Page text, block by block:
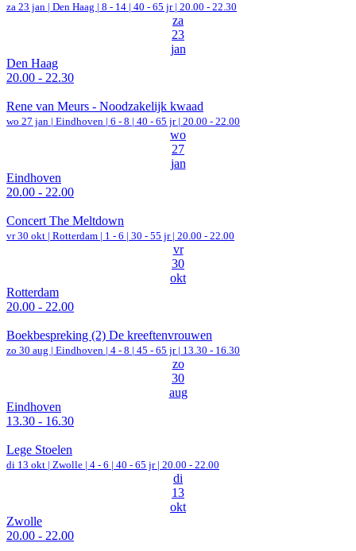
za 23 jan | Den Haag | 8 - 14 | 40 - 65 jr | 20.00 - 22.30
za
23
jan
Den Haag
20.00 - 22.30
Rene van Meurs - Noodzakelijk kwaad
wo 27 jan | Eindhoven | 6 - 8 | 40 - 65 jr | 20.00 - 22.00
wo
27
jan
Eindhoven
20.00 - 22.00
Concert The Meltdown
vr 30 okt | Rotterdam | 1 - 6 | 30 - 55 jr | 20.00 - 22.00
vr
30
okt
Rotterdam
20.00 - 22.00
Boekbespreking (2) De kreeftenvrouwen
zo 30 aug | Eindhoven | 4 - 8 | 45 - 65 jr | 13.30 - 16.30
zo
30
aug
Eindhoven
13.30 - 16.30
Lege Stoelen
di 13 okt | Zwolle | 4 - 6 | 40 - 65 jr | 20.00 - 22.00
di
13
okt
Zwolle
20.00 - 22.00